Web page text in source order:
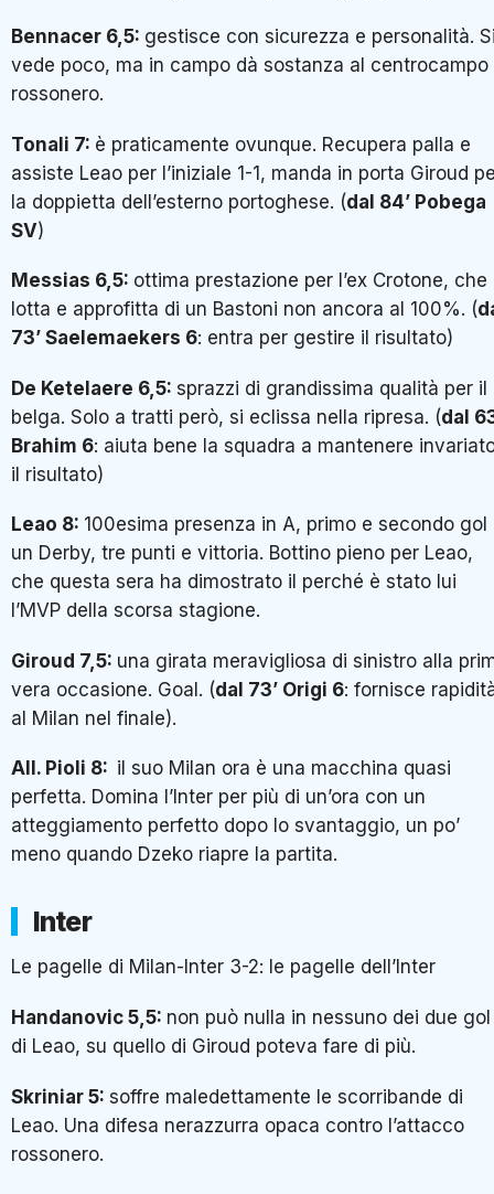
Bennacer 6,5: gestisce con sicurezza e personalità.
vede poco, ma in campo dà sostanza al centrocampo
rossonero.
Tonali 7: è praticamente ovunque. Recupera palla e
assiste Leao per l’iniziale 1-1, manda in porta Giroud
la doppietta dell’esterno portoghese. (dal 84’ Pobega
SV)
Messias 6,5: ottima prestazione per l’ex Crotone, che
lotta e approfitta di un Bastoni non ancora al 100%. (
73’ Saelemaekers 6: entra per gestire il risultato)
De Ketelaere 6,5: sprazzi di grandissima qualità per il
belga. Solo a tratti però, si eclissa nella ripresa. (dal
Brahim 6: aiuta bene la squadra a mantenere
il risultato)
Leao 8: 100esima presenza in A, primo e secondo gol
un Derby, tre punti e vittoria. Bottino pieno per Leao,
che questa sera ha dimostrato il perché è stato lui
l’MVP della scorsa stagione.
Giroud 7,5: una girata meravigliosa di sinistro alla
vera occasione. Goal. (dal 73’ Origi 6: fornisce
al Milan nel finale).
All. Pioli 8: il suo Milan ora è una macchina quasi
perfetta. Domina l’Inter per più di un’ora con un
atteggiamento perfetto dopo lo svantaggio, un po’
meno quando Dzeko riapre la partita.
Inter
Le pagelle di Milan-Inter 3-2: le pagelle dell’Inter
Handanovic 5,5: non può nulla in nessuno dei due gol
di Leao, su quello di Giroud poteva fare di più.
Skriniar 5: soffre maledettamente le scorribande di
Leao. Una difesa nerazzurra opaca contro l’attacco
rossonero.